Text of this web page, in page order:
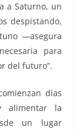
a Saturno, un
despistando,
―asegura
para
del futuro”.
días
alimentar la
un lugar